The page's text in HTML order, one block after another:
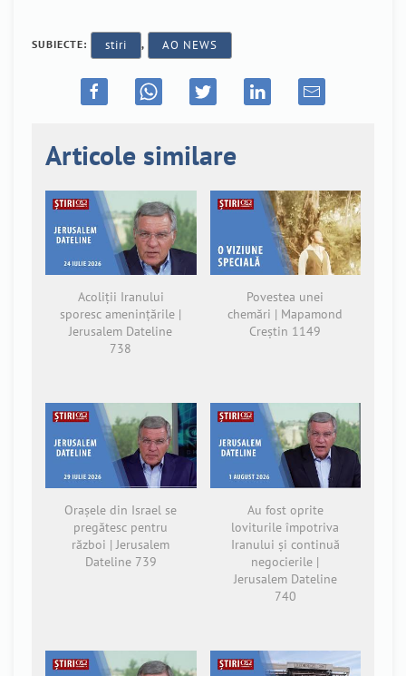
SUBIECTE: stiri , AO NEWS
Articole similare
Acoliții Iranului
sporesc amenințările |
Jerusalem Dateline
738
Povestea unei
chemări | Mapamond
Creștin 1149
Orașele din Israel se
pregătesc pentru
război | Jerusalem
Dateline 739
Au fost oprite
loviturile împotriva
Iranului și continuă
negocierile |
Jerusalem Dateline
740